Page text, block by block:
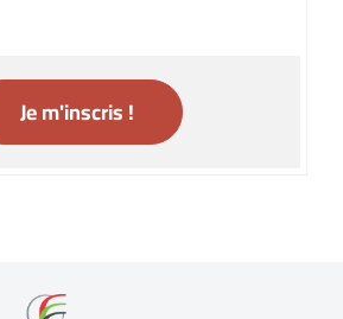
Je m'inscris !